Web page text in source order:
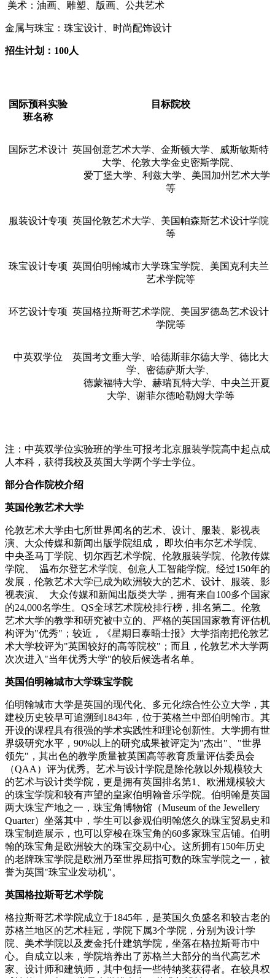
美术：油画、雕塑、版画、公共艺术
金属与珠宝：珠宝设计、时尚配饰设计
招生计划：100人
国际预科实验
班名称
目标院校
国际艺术设计 英国创意艺术大学、金斯顿大学、威斯敏斯特
大学、伦敦大学金史密斯学院、
爱丁堡大学、利兹大学、美国加州艺术大学
等
服装设计专项 英国伦敦艺术大学、美国帕森斯艺术设计学院
等
珠宝设计专项 英国伯明翰城市大学珠宝学院、美国克利夫兰
艺术学院等
环艺设计专项 英国格拉斯哥艺术学院、美国罗德岛艺术设计
学院等
中英双学位
英国考文垂大学、哈德斯菲尔德大学、德比大
学、密德萨斯大学、
德蒙福特大学、赫瑞瓦特大学、中央兰开夏
大学、谢菲尔德哈勒姆大学等
注：中英双学位实验班的学生可报考北京服装学院高中起点成
人本科，获得我校及英国大学两个学士学位。
部分合作院校介绍
英国伦敦艺术大学
伦敦艺术大学由七所世界闻名的艺术、设计、服装、影视表
演、大众传媒和新闻出版学院组成， 即坎伯韦尔艺术学院、
中央圣马丁学院、切尔西艺术学院、伦敦服装学院、伦敦传媒
学院、 温布尔登艺术学院、创意人工智能学院。经过150年的
发展，伦敦艺术大学已成为欧洲较大的艺术、设计、服装、影
视表演、 大众传媒和新闻出版类大学，拥有来自100多个国家
的24,000名学生。QS全球艺术院校排行榜，排名第二。伦敦
艺术大学的教学和研究被中立的、严格的英国国家教育评估机
构评为"优秀"；较近，《星期日泰晤士报》大学指南把伦敦艺
术大学校评为"英国较好的高等院校"；而且，伦敦艺术大学两
次次进入"当年优秀大学"的较后候选者名单。
英国伯明翰城市大学珠宝学院
伯明翰城市大学是英国的现代化、多元化综合性公立大学，其
建校历史较早可追溯到1843年，位于英格兰中部伯明翰市。其
开设的课程具有很强的学术实践性和理论创新性。大学拥有世
界级研究水平，90%以上的研究成果被评定为"杰出"、"世界
领先"，其出色的教学质量被英国高等教育质量评估委员会
（QAA）评为优秀。艺术与设计学院是除伦敦以外规模较大
的艺术与设计类学院，更是拥有英国排名第1、欧洲规模较大
的珠宝学院和较有声望的皇家伯明翰音乐学院。伯明翰是英国
两大珠宝产地之一，珠宝角博物馆（Museum of the Jewellery
Quarter）坐落其中，学生可以参观伯明翰悠久的珠宝贸易史和
珠宝制造展示，也可以穿梭在珠宝角的60多家珠宝店铺。伯明
翰的珠宝角是欧洲较大的珠宝交易中心。这所拥有150年历史
的老牌珠宝学院是欧洲乃至世界屈指可数的珠宝学院之一，被
誉为英国"珠宝业发动机"。
英国格拉斯哥艺术学院
格拉斯哥艺术学院成立于1845年，是英国久负盛名和较古老的
苏格兰地区的艺术桂冠，学院下属3个学院，分别为设计学
院、美术学院以及麦金托什建筑学院，坐落在格拉斯哥市中
心。自成立以来，学院培养出了苏格兰大部分的当代高艺术
家、设计师和建筑师，其中包括一些特纳奖获得者。在较具权